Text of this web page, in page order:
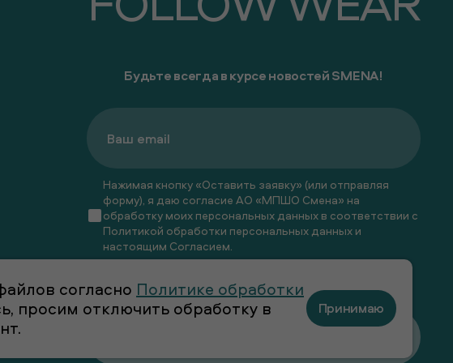
Будьте всегда в курсе новостей SMENA!
Нажимая кнопку «Оставить заявку» (или отправляя
форму), я даю согласие АО «МПШО Смена» на
обработку моих персональных данных в соответствии с
Политикой обработки персональных данных и
настоящим Согласием.
информационных рассылок
согласно Политике обработки
просим отключить обработку в
Принимаю